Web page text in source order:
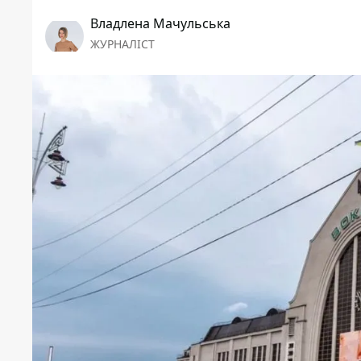
Владлена Мачульська
ЖУРНАЛІСТ